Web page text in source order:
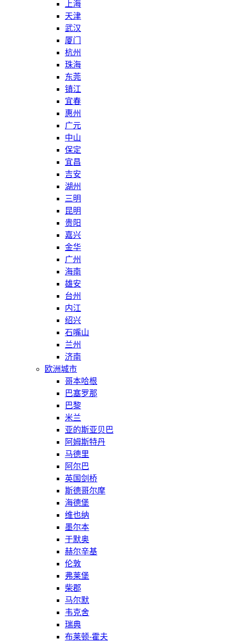
上海
天津
武汉
厦门
杭州
珠海
东莞
镇江
宜春
惠州
广元
中山
保定
宜昌
吉安
湖州
三明
昆明
贵阳
嘉兴
金华
广州
海南
雄安
台州
内江
绍兴
石嘴山
兰州
济南
欧洲城市
哥本哈根
巴塞罗那
巴黎
米兰
亚的斯亚贝巴
阿姆斯特丹
马德里
阿尔巴
英国剑桥
斯德哥尔摩
海德堡
维也纳
墨尔本
于默奥
赫尔辛基
伦敦
弗莱堡
柴郡
马尔默
韦克舍
瑞典
布莱顿-霍夫